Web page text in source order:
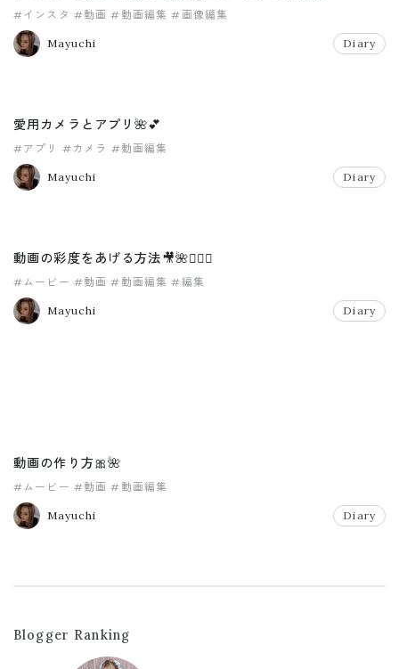
#インスタ #動画 #動画編集 #画像編集
Mayuchi Diary
愛用カメラとアプリ🌺💕
#アプリ #カメラ #動画編集
Mayuchi Diary
動画の彩度をあげる方法🎥🌺🏄🏾‍♀️
#ムービー #動画 #動画編集 #編集
Mayuchi Diary
動画の作り方🎀🌺
#ムービー #動画 #動画編集
Mayuchi Diary
Blogger Ranking